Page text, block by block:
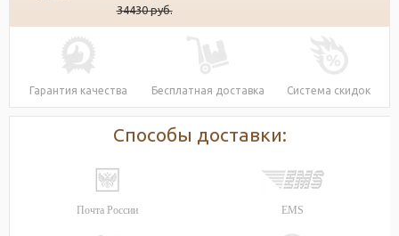
34430руб.
Гарантия качества Бесплатная доставка Система скидок
Способы доставки:
Почта России EMS